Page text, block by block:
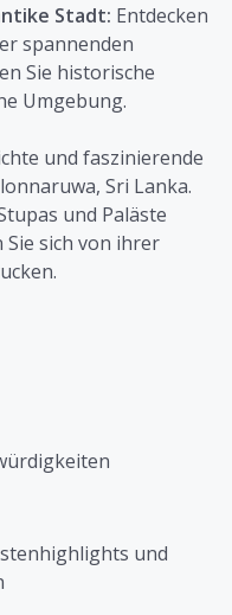
Stadt: Entdecken
spannenden
Sie historische
Umgebung.
und faszinierende
Sri Lanka.
und Paläste
sich von ihrer
und